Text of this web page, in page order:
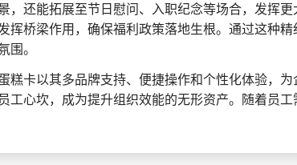
还能拓展至节日慰问、入职纪念等场合，发挥更
桥梁作用，确保福利政策落地生根。通过这种
。
卡以其多品牌支持、便捷操作和个性化体验，
心坎，成为提升组织效能的无形资产。随着员工